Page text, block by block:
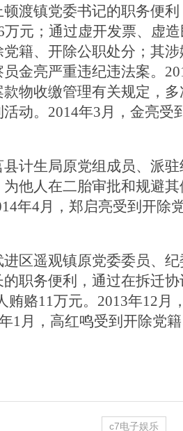
渡镇党委书记的职务便
元；通过虚开发票、虚
党籍、开除公职处分；
金亮严重违纪违法案。
物收缴管理有关规定，
动。2014年3月，金亮
生局原党组成员、派驻
他人在二胎审批和规避
年4月，郑启亮受到开
遥观镇原党委委员、纪
职务便利，通过在拆迁
贿赂11万元。2013年12
1月，高红鸣受到开除党籍
c7电子娱乐